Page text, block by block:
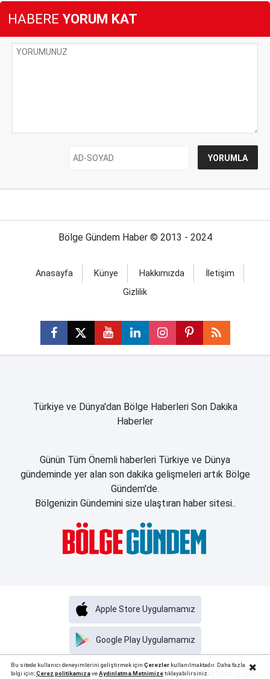
HABERE YORUM KAT
Bölge Gündem Haber © 2013 - 2024
Anasayfa Künye Hakkımızda
İletişim
Gizlilik
Türkiye ve Dünya'dan Bölge Haberleri Son Dakika
Haberler
Günün Tüm Önemli haberleri Türkiye ve Dünya
gündeminde yer alan son dakika gelişmeleri artık Bölge
Gündem'de.
Bölgenizin Gündemini size ulaştıran haber sitesi..
Haber Portalı Yazılımı
Google Play Uygulamamız
Apple Store Uygulamamız
Bu sitede kullanıcı deneyimlerini geliştirmek için Çerezlerkullanılmaktadır. Daha fazla
bilgi için;Çerez politikamızaveAydınlatma Metnimizetıklayabilirsiniz.Reklamı Kapat